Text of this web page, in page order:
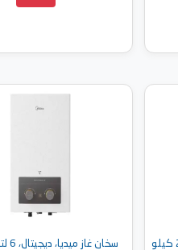
أضف إلى السلة
سخان مياه فوري شتيبل الترون، 24 كيلو
سخان